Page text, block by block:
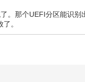
那个UEFI分区能识别
。